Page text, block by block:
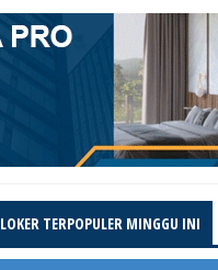
LOKER TERPOPULER MINGGU INI